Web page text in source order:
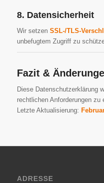
8. Datensicherheit
Wir setzen SSL-/TLS-
unbefugtem Zugriff zu
Fazit &
Diese Datenschutzerklärung
rechtlichen Anforderungen zu
Letzte Aktualisierung:
ADRESSE